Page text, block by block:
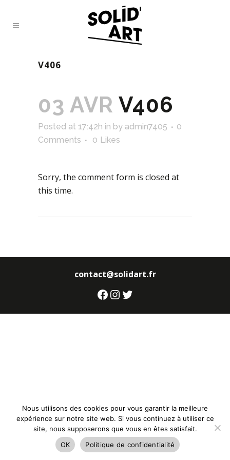
V406
03 AVR V406
Posted at 17:42h in by admin7405
0
Comments
0 Likes
Sorry, the comment form is closed at
this time.
contact@solidart.fr
Facebook
Instagram
Twitter
Nous utilisons des cookies pour vous garantir la meilleure
expérience sur notre site web. Si vous continuez à utiliser ce
site, nous supposerons que vous en êtes satisfait.
OK
Politique de confidentialité